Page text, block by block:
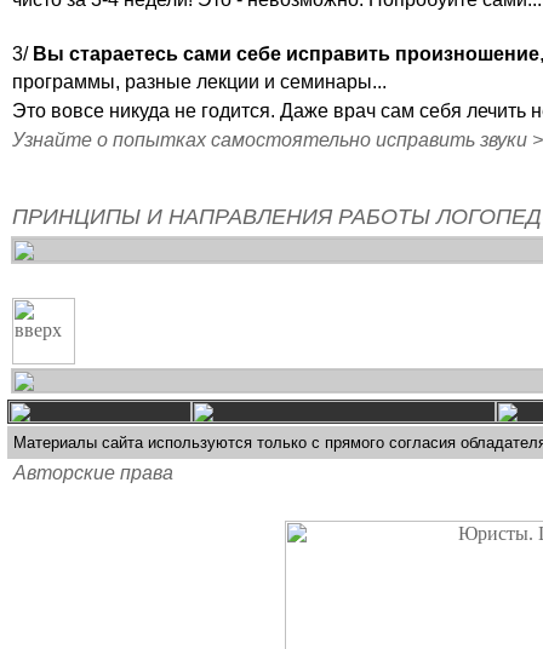
3/ Вы стараетесь сами себе исправить произношение
программы, разные лекции и семинары...
Это вовсе никуда не годится. Даже врач сам себя лечить
Узнайте о попытках самостоятельно исправить звуки
ПРИНЦИПЫ И НАПРАВЛЕНИЯ РАБОТЫ
Материалы сайта используются только с прямого согласия
Авторские права